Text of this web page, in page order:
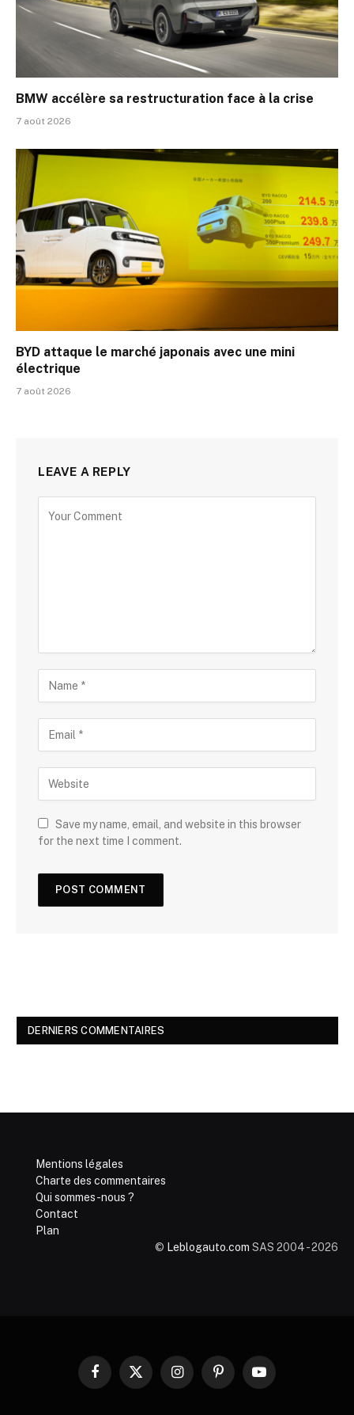
BMW accélère sa restructuration face à la crise
7 août 2026
BYD attaque le marché japonais avec une mini
électrique
7 août 2026
LEAVE A REPLY
Save my name, email, and website in this browser
for the next time I comment.
DERNIERS COMMENTAIRES
Mentions légales
Charte des commentaires
Qui sommes-nous ?
Contact
Plan
© Leblogauto.com SAS 2004 - 2026
Facebook
X
InstagramPinterestYouTube